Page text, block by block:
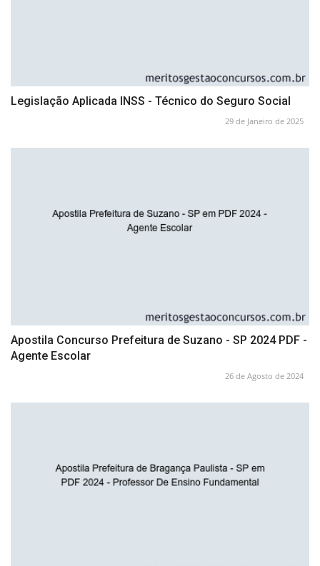
Legislação Aplicada INSS - Técnico do Seguro Social
29 de Janeiro de 2025
Apostila Concurso Prefeitura de Suzano - SP 2024 PDF -
Agente Escolar
26 de Agosto de 2024